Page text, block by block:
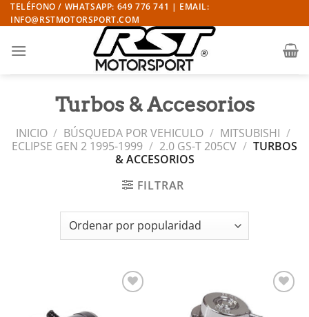
Saltar
al
TELÉFONO / WHATSAPP: 649 776 741 | EMAIL:
INFO@RSTMOTORSPORT.COM
Turbos & Accesorios
INICIO / BÚSQUEDA POR VEHICULO / MITSUBISHI /
ECLIPSE GEN 2 1995-1999 / 2.0 GS-T 205CV / TURBOS
& ACCESORIOS
FILTRAR